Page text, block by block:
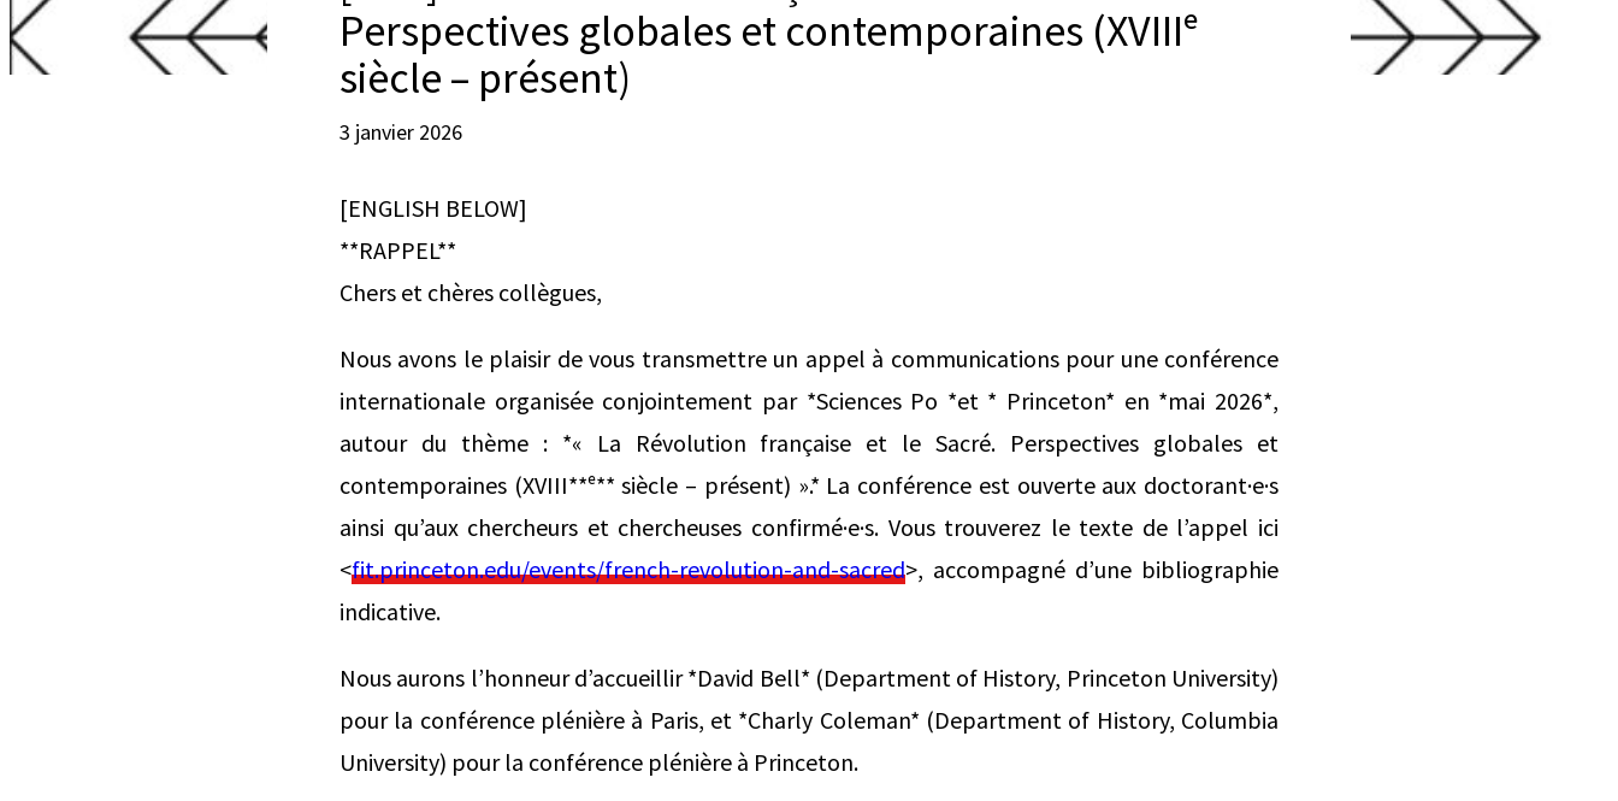
Perspectives globales et contemporaines (XVIIIᵉ
siècle – présent)
3 janvier 2026
[ENGLISH BELOW]
**RAPPEL**
Chers et chères collègues,
Nous avons le plaisir de vous transmettre un appel à communications pour une conférence
internationale organisée conjointement par *Sciences Po *et * Princeton* en *mai 2026*,
autour du thème : *« La Révolution française et le Sacré. Perspectives globales et
contemporaines (XVIII**ᵉ** siècle – présent) ».* La conférence est ouverte aux doctorant·e·s
ainsi qu’aux chercheurs et chercheuses confirmé·e·s. Vous trouverez le texte de l’appel ici
<fit.princeton.edu/events/french-revolution-and-sacred>, accompagné d’une bibliographie
indicative.
Nous aurons l’honneur d’accueillir *David Bell* (Department of History, Princeton University)
pour la conférence plénière à Paris, et *Charly Coleman* (Department of History, Columbia
University) pour la conférence plénière à Princeton.